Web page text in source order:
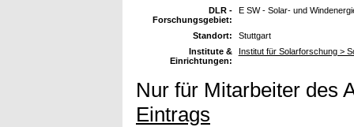
DLR -
Forschungsgebiet:
E SW - Solar- und
Standort:
Stuttgart
Institute &
Einrichtungen:
Institut für Solarforschung >
Nur für Mitarbeiter des
Eintrags